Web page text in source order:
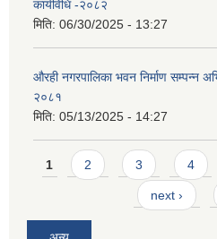
कार्यविधि -२०८२
मिति: 06/30/2025 - 13:27
औरही नगरपालिका भवन निर्माण सम्पन्न
२०८१
मिति: 05/13/2025 - 14:27
Pages
1 2 3 4
next ›